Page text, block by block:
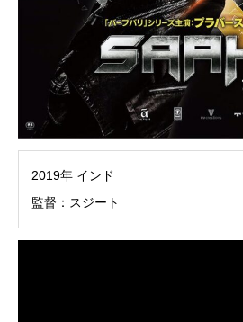
2019年 インド
監督：スジート